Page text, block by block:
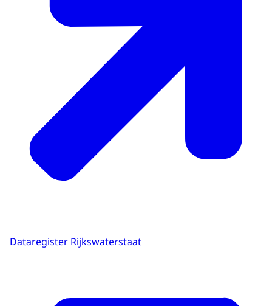
Dataregister Rijkswaterstaat